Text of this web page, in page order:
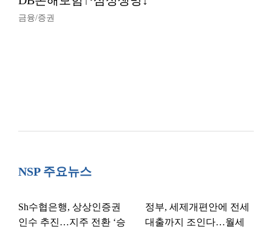
금융/증권
NSP 주요뉴스
Sh수협은행, 상상인증권
인수 추진…지주 전환 ‘승
정부, 세제개편안에 전세
대출까지 조인다…월세